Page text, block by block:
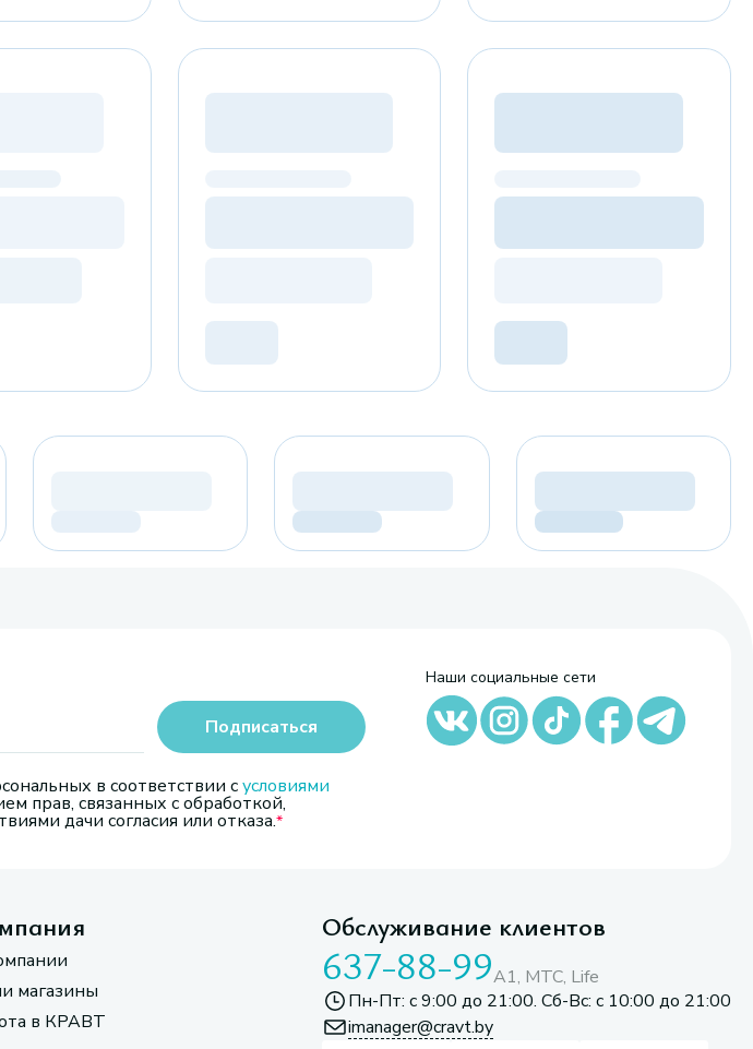
в соответствии сусловиями
прав, связанных с обработкой,
дачи согласия или отказа.
Подписаться
Наши социальные сети
магазины
в КРАВТ
Обслуживание клиентов
637-88-99A1, МТС, Life
Пн-Пт: с 9:00 до 21:00. Сб-Вс: с 10:00 до 21:00
imanager@cravt.by